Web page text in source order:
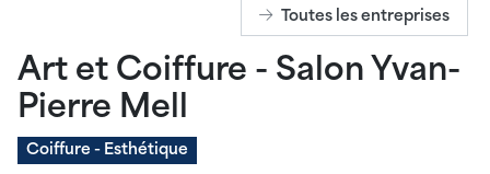
Toutes les entreprises
Art et Coiffure - Salon Yvan-
Pierre Mell
Coiffure - Esthétique